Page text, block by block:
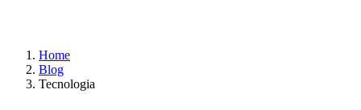
Home
Blog
Tecnologia